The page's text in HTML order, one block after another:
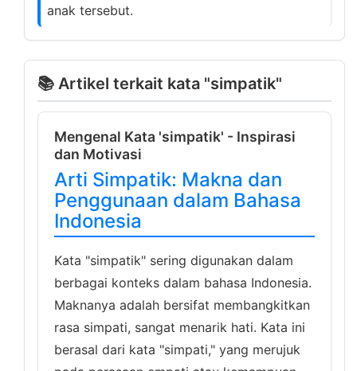
anak tersebut.
📚 Artikel terkait kata "simpatik"
Mengenal Kata 'simpatik' - Inspirasi
dan Motivasi
Arti Simpatik: Makna dan
Penggunaan dalam Bahasa
Indonesia
Kata "simpatik" sering digunakan dalam
berbagai konteks dalam bahasa Indonesia.
Maknanya adalah bersifat membangkitkan
rasa simpati, sangat menarik hati. Kata ini
berasal dari kata "simpati," yang merujuk